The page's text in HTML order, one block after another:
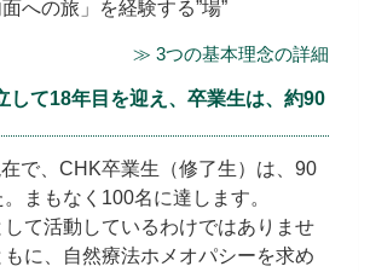
面への旅」を経験する”場”
≫ 3つの基本理念の詳細
して18年目を迎え、卒業生は、約90
で、CHK卒業生（修了生）は、90
まもなく100名に達します。
て活動しているわけではありませ
に、自然療法ホメオパシーを求め